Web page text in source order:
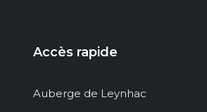
Accès rapide
Auberge de Leynhac